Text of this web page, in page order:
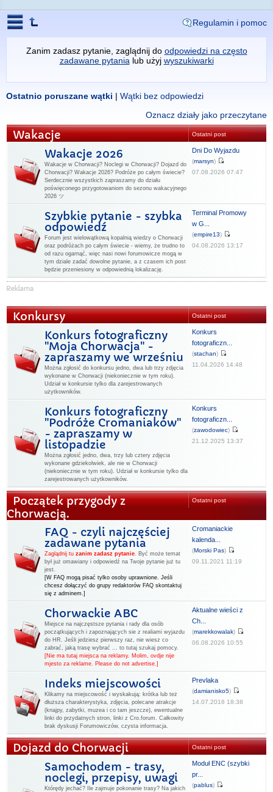
Regulamin i pomoc
Zanim zadasz pytanie, zaglądnij do odpowiedzi na często
zadawane pytania lub użyj wyszukiwarki
Ostatnio poruszane wątki | Wątki bez odpowiedzi
Oznacz działy jako przeczytane
Wakacje Ostatni post
Wakacje 2026
Wakacje w Chorwacji? Noclegi w Chorwacji? Dojazd do
Chorwacji? Wakacje 2026? Podróże po całym świecie?
Serdecznie wszystkich zapraszamy do działu
poświęconego przygotowaniom do sezonu wakacyjnego
2026 ツ
Dni Do Wyjazdu
(marsyn)
07.08.2026 07:47
Szybkie pytanie - szybka
odpowiedź
Forum jest wielowątkową kopalnią wiedzy o Chorwacji
oraz podróżach po całym świecie - wiemy, że trudno to
od razu ogarnąć, więc nasi nowi forumowicze mogą w
tym dziale zadać dowolne pytanie, a z czasem ich post
będzie przeniesiony w odpowiednią lokalizację.
Terminal Promowy
w G...
(empire13)
04.08.2026 13:17
Konkursy Ostatni post
Konkurs fotograficzny
"Moja Chorwacja" -
zapraszamy we wrześniu
Można zgłosić do konkursu jedno, dwa lub trzy zdjęcia
wykonane w Chorwacji (niekoniecznie w tym roku).
Udział w konkursie tylko dla zarejestrowanych
użytkowników.
Konkurs
fotograficzn...
(stachan)
11.04.2026 14:48
Konkurs fotograficzny
"Podróże Cromaniaków"
- zapraszamy w
listopadzie
Można zgłosić jedno, dwa, trzy lub cztery zdjęcia
wykonane gdziekolwiek, ale nie w Chorwacji
(niekoniecznie w tym roku). Udział w konkursie tylko dla
zarejestrowanych użytkowników.
Konkurs
fotograficzn...
(zawodowiec)
21.12.2025 13:37
Początek przygody z
Chorwacją.
Ostatni post
FAQ - czyli najczęściej
zadawane pytania
Zaglądnij tu zanim zadasz pytanie. Być może temat
był już omawiany i odpowiedź na Twoje pytanie już tu
jest.
[W FAQ mogą pisać tylko osoby uprawnione. Jeśli
chcesz dołączyć do grupy redaktorów FAQ skontaktuj
się z adminem.]
Cromaniackie
kalenda...
(Morski Pas)
09.11.2021 11:19
Chorwackie ABC
Miejsce na najczęstsze pytania i rady dla osób
początkujących i zapoznających sie z realiami wyjazdu
do HR. Jeśli jedziesz pierwszy raz, nie wiesz co
zabrać, jaką trasę wybrać ... to tutaj szukaj pomocy.
[Nie ma tutaj miejsca na reklamy. Molim, ovdje nije
mjesto za reklame. Please do not advertise.]
Aktualne wieści z
Ch...
(marekkowalak)
06.08.2026 10:55
Indeks miejscowości
Klikamy na miejscowość i wyskakują: krótka lub też
dłuższa charakterystyka, zdjęcia, polecane atrakcje
(knajpy, zabytki, muzea i co tam jeszcze), ewentualne
linki do przydatnych stron, linki z Cro.forum. Całkowity
brak dyskusji Forumowiczów, czysta informacja.
Prevlaka
(damianisko5)
14.07.2016 18:38
Dojazd do Chorwacji Ostatni post
Samochodem - trasy,
noclegi, przepisy, uwagi
Którędy jechać? Ile zajmuje pokonanie trasy? Na jakich
Moduł ENC (szybki
pr...
(pablus)